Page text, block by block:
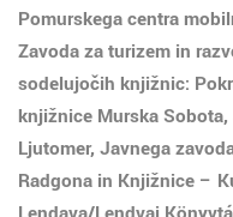
Pomurskega centra
Zavoda za turizem in
sodelujočih knjižnic:
knjižnice Murska
Ljutomer, Javnega
Radgona in Knjižnice –